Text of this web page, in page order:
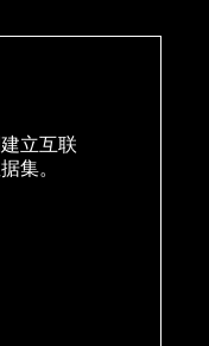
立互联
集。